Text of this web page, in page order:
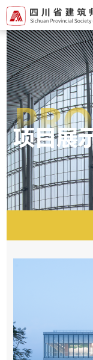
首
页
登
录
注
册
关
展